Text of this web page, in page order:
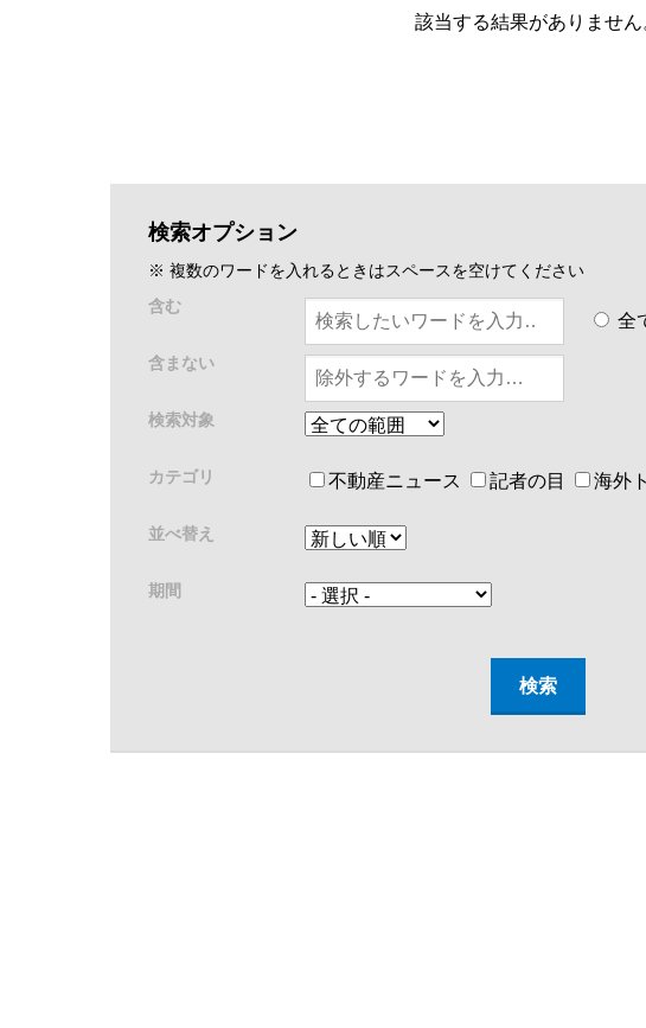
該当する結果がありません
検索オプション
※ 複数のワードを入れるときはスペースを空けてください
含む
全
含まない
検索対象
カテゴリ 不動産ニュース 記者の目 海外
並べ替え
期間